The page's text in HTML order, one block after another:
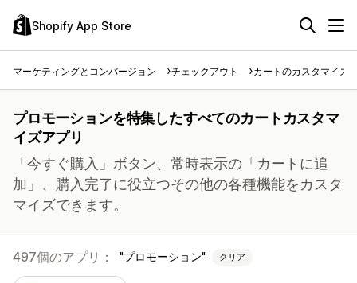
Shopify App Store
マーケティングとコンバージョン チェックアウト カートのカスタマイズ
プロモーションを特集したすべてのカートカスタマ
イズアプリ
「今すぐ購入」ボタン、常時表示の「カートに追
加」、購入完了に役立つその他の各種機能をカスタ
マイズできます。
497個のアプリ： プロモーション クリア